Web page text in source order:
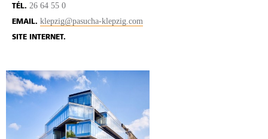
TÉL. 26 64 55 0
EMAIL. klepzig@pasucha-klepzig.com
SITE INTERNET.